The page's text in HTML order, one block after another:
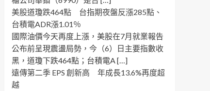
美股道瓊跌464點 台指期夜盤反漲285點、
台積電ADR漲1.01％
國際油價今天再度上漲，美股在7月就業報告
公布前呈現震盪局勢，今（6）日主要指數收
黑，道瓊下跌464點；台積電A […]
遠傳第二季 EPS 創新高 年成長13.6%再度超
越